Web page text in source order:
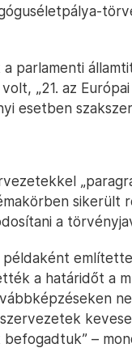
parlamenti
„21. az
esetben
sikerült
a
példaként
a határidőt a
–